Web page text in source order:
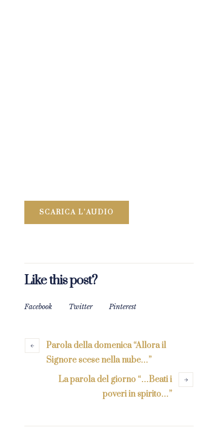
SCARICA L’AUDIO
Like this post?
Facebook Twitter Pinterest
Parola della domenica “Allora il
Signore scese nella nube…”
La parola del giorno “…Beati i
poveri in spirito…”